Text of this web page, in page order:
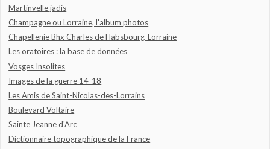
Martinvelle jadis
Champagne ou Lorraine, l'album photos
Chapellenie Bhx Charles de Habsbourg-Lorraine
Les oratoires : la base de données
Vosges Insolites
Images de la guerre 14-18
Les Amis de Saint-Nicolas-des-Lorrains
Boulevard Voltaire
Sainte Jeanne d'Arc
Dictionnaire topographique de la France